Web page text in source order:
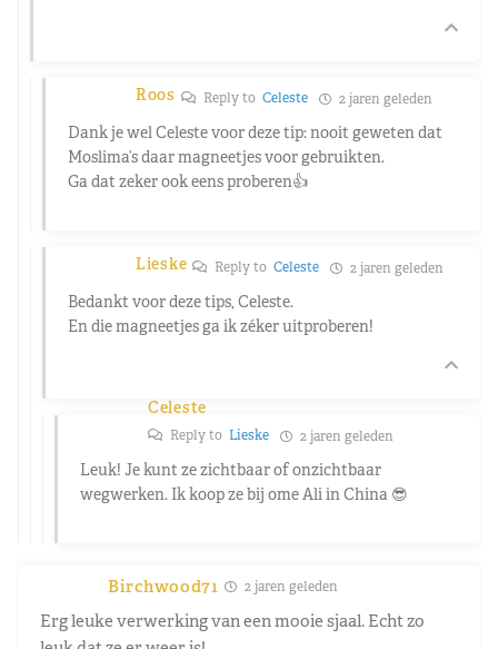
Roos Reply to Celeste 2 jaren geleden
Dank je wel Celeste voor deze tip: nooit geweten dat
Moslima’s daar magneetjes voor gebruikten.
Ga dat zeker ook eens proberen👍
Lieske Reply toCeleste 2 jaren geleden
Bedankt voor deze tips, Celeste.
En die magneetjes ga ik zéker uitproberen!
Celeste
Reply to Lieske 2 jaren geleden
Leuk! Je kunt ze zichtbaar of onzichtbaar
wegwerken. Ik koop ze bij ome Ali in China 😎
Birchwood71 2 jaren geleden
Erg leuke verwerking van een mooie sjaal. Echt zo